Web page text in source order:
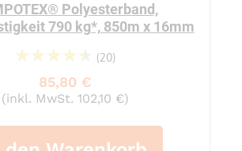
Polyesterband,
790 kg*, 850m x 16mm
93%
(20)
85,80 €
(inkl. MwSt. 102,10 €)